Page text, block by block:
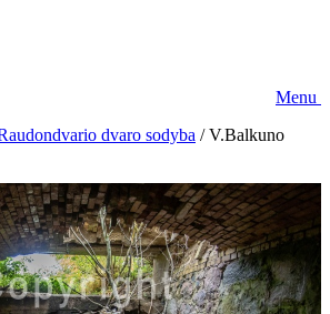
Menu
dvaro sodyba /V.Balkuno